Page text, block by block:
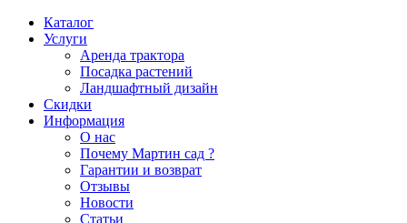
Каталог
Услуги
Аренда трактора
Посадка растений
Ландшафтный дизайн
Скидки
Информация
О нас
Почему Мартин сад ?
Гарантии и возврат
Отзывы
Новости
Статьи